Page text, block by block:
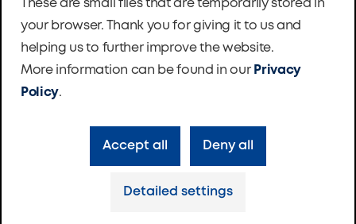
topline
Softver
Zaklada
These are small files that are temporarily stored in
your browser. Thank you for giving it to us and
helping us to further improve the website.
More information can be found in our Privacy
Policy.
Accept all Deny all
Detailed settings